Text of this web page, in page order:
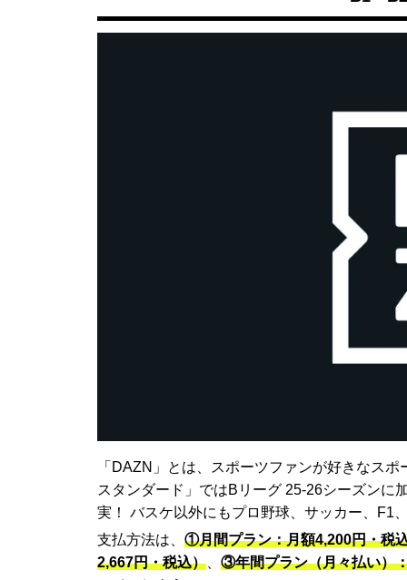
「DAZN」とは、スポーツファンが好きなス
スタンダード」ではBリーグ 25-26シーズンに
実！ バスケ以外にもプロ野球、サッカー、F1
支払方法は、 ①月間プラン：月額4,200円・税
2,667円・税込）
③年間プラン（月々払い）